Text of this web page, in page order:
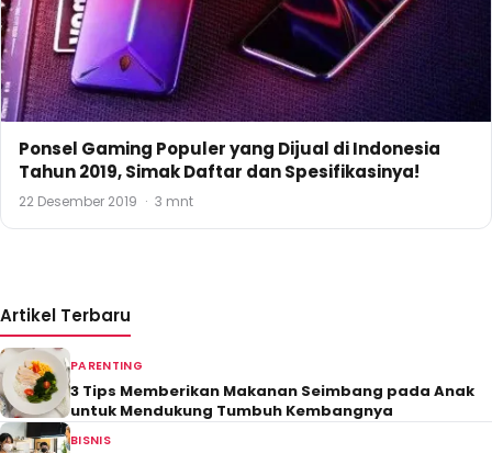
Ponsel Gaming Populer yang Dijual di Indonesia
Tahun 2019, Simak Daftar dan Spesifikasinya!
22 Desember 2019 · 3 mnt
Artikel Terbaru
PARENTING
3 Tips Memberikan Makanan Seimbang pada Anak
untuk Mendukung Tumbuh Kembangnya
BISNIS